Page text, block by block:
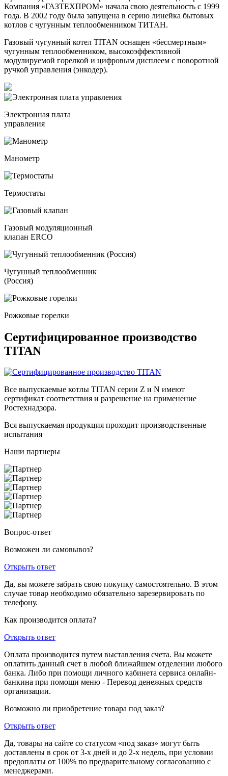
Компания «ГАЗТЕХПРОМ» начала свою деятельность с 1999
года. В 2002 году была запущена в серию линейка бытовых
котлов с чугунным теплообменником ТИТАН.
Газовый чугунный котел TITAN оснащен «бессмертным»
чугунным теплообменником, высокоэффективной
модулируемой горелкой и цифровым дисплеем с поворотной
ручкой управления (энкодер).
Электронная плата
управления
Манометр
Термостаты
Газовый модуляционный
клапан ERCO
Чугунный теплообменник
(Россия)
Рожковые горелки
Сертифицированное производство
TITAN
Все выпускаемые котлы TITAN серии Z и N имеют
сертификат соответствия и разрешение на применение
Ростехнадзора.
Вся выпускаемая продукция проходит производственные
испытания
Наши партнеры
Вопрос-ответ
Возможен ли самовывоз?
Открыть ответ
Да, вы можете забрать свою покупку самостоятельно. В этом
случае товар необходимо обязательно зарезервировать по
телефону.
Как производится оплата?
Открыть ответ
Оплата производится путем выставления счета. Вы можете
оплатить данный счет в любой ближайшем отделении любого
банка. Либо при помощи личного кабинета сервиса онлайн-
банкина при помощи меню - Перевод денежных средств
организации.
Возможно ли приобретение товара под заказ?
Открыть ответ
Да, товары на сайте со статусом «под заказ» могут быть
доставлены в срок от 3-х дней и до 2-х недель, при условии
предоплаты от 100% по предварительному согласованию с
менеджерами.